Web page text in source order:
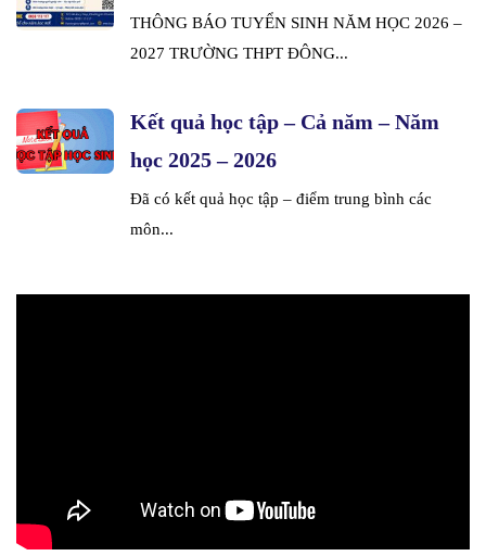
THÔNG BÁO TUYỂN SINH NĂM HỌC 2026 –
2027 TRƯỜNG THPT ĐÔNG...
Kết quả học tập – Cả năm – Năm
học 2025 – 2026
Đã có kết quả học tập – điểm trung bình các
môn...